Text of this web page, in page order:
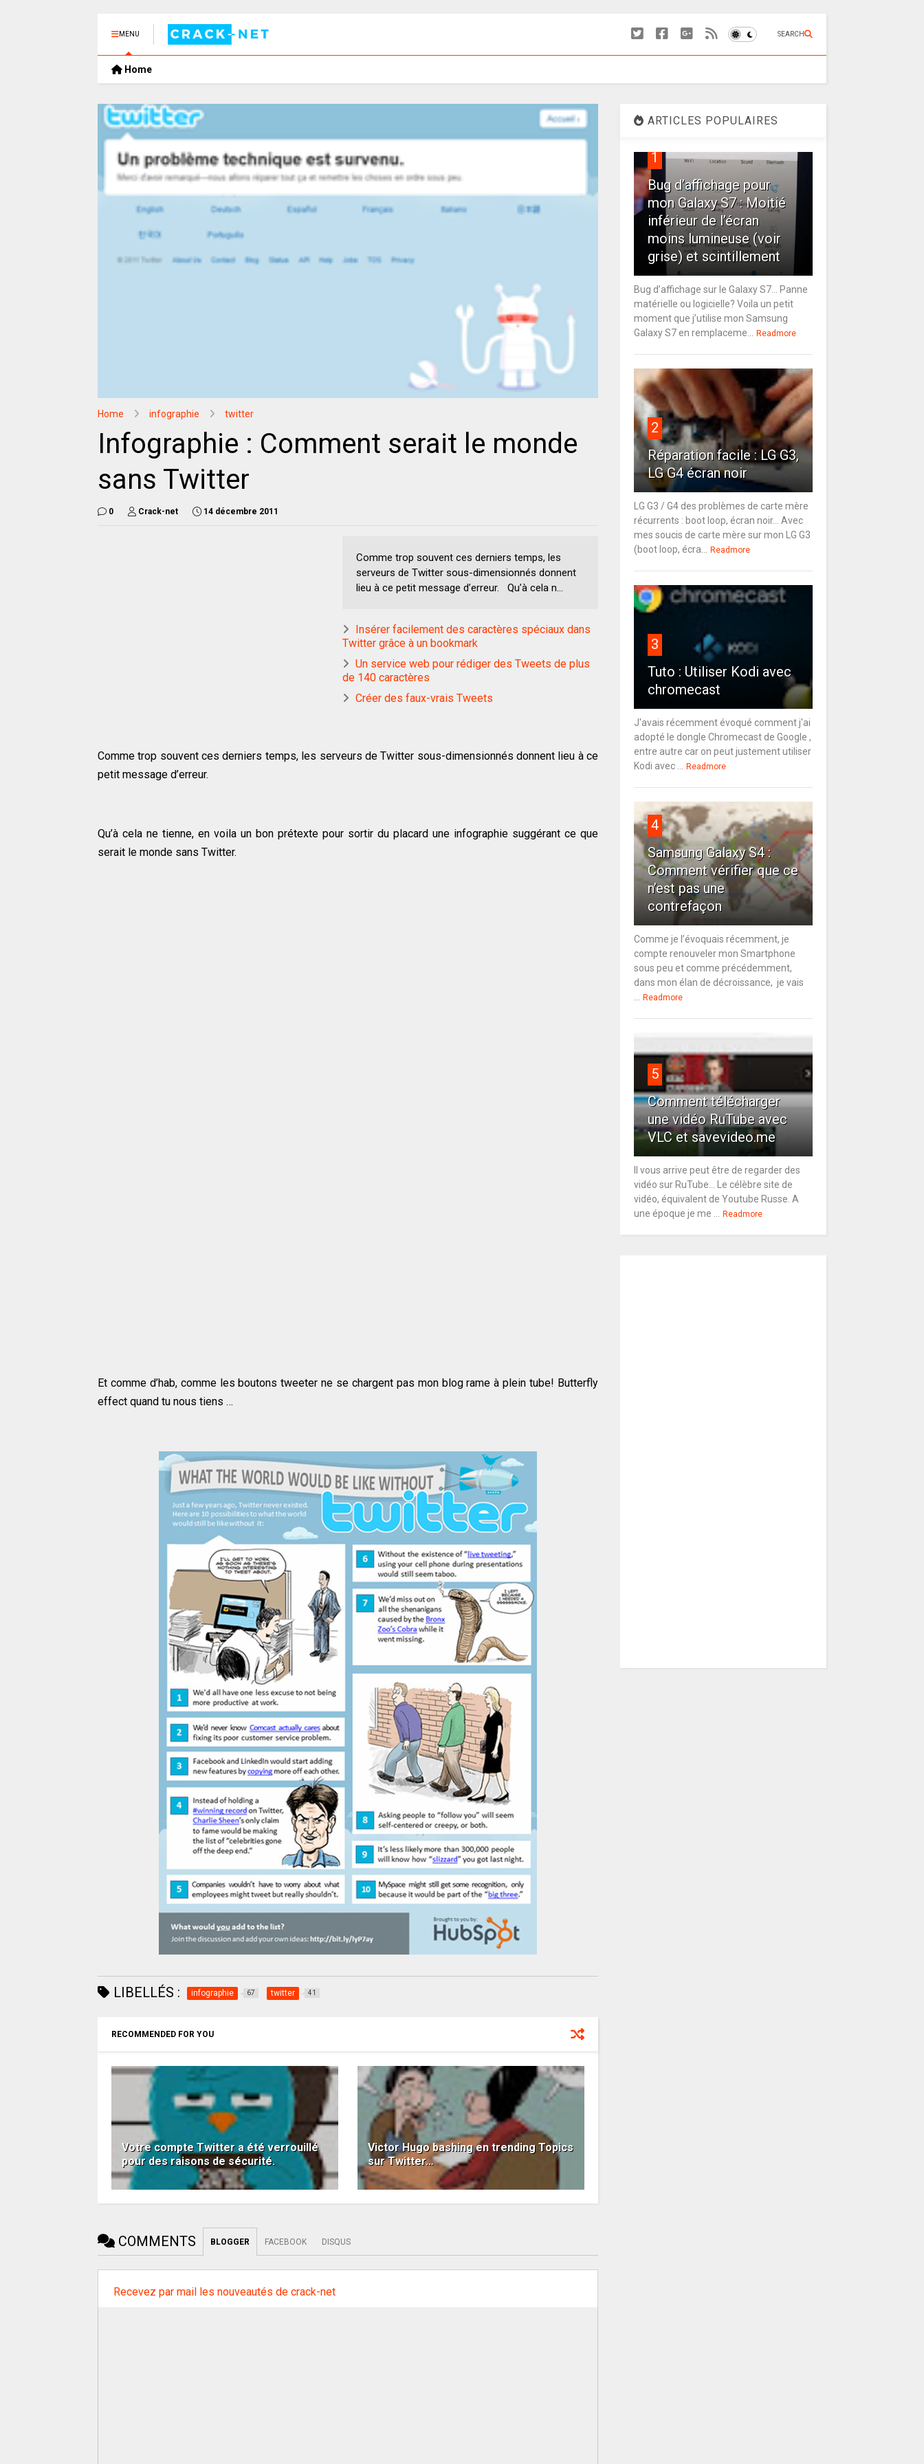
MENU SEARCH
Home
Home infographie twitter
Infographie : Comment serait le monde
sans Twitter
0 Crack-net 14 décembre 2011
Comme trop souvent ces derniers temps, les
serveurs de Twitter sous-dimensionnés donnent
lieu à ce petit message d’erreur. Qu’à cela n...
Insérer facilement des caractères spéciaux dans
Twitter grâce à un bookmark
Un service web pour rédiger des Tweets de plus
de 140 caractères
Créer des faux-vrais Tweets
Comme trop souvent ces derniers temps, les serveurs de Twitter sous-dimensionnés donnent lieu à ce
petit message d’erreur.
Qu’à cela ne tienne, en voila un bon prétexte pour sortir du placard une infographie suggérant ce que
serait le monde sans Twitter.
Et comme d’hab, comme les boutons tweeter ne se chargent pas mon blog rame à plein tube! Butterfly
effect quand tu nous tiens …
LIBELLÉS : infographie 67 twitter 41
RECOMMENDED FOR YOU
Votre compte Twitter a été verrouillé
pour des raisons de sécurité.
Victor Hugo bashing en trending Topics
sur Twitter…
COMMENTS BLOGGER FACEBOOK DISQUS
Recevez par mail les nouveautés de crack-net
ARTICLES POPULAIRES
1
Bug d’affichage pour
mon Galaxy S7 : Moitié
inférieur de l’écran
moins lumineuse (voir
grise) et scintillement
Bug d’affichage sur le Galaxy S7… Panne
matérielle ou logicielle? Voila un petit
moment que j’utilise mon Samsung
Galaxy S7 en remplaceme...
Readmore
2
Réparation facile : LG G3,
LG G4 écran noir
LG G3 / G4 des problèmes de carte mère
récurrents : boot loop, écran noir... Avec
mes soucis de carte mère sur mon LG G3
(boot loop, écra...
Readmore
3
Tuto : Utiliser Kodi avec
chromecast
J'avais récemment évoqué comment j'ai
adopté le dongle Chromecast de Google ,
entre autre car on peut justement utiliser
Kodi avec ...
Readmore
4
Samsung Galaxy S4 :
Comment vérifier que ce
n’est pas une
contrefaçon
Comme je l’évoquais récemment, je
compte renouveler mon Smartphone
sous peu et comme précédemment,
dans mon élan de décroissance, je vais
Readmore
5
Comment télécharger
une vidéo RuTube avec
VLC et savevideo.me
Il vous arrive peut être de regarder des
vidéo sur RuTube... Le célèbre site de
vidéo, équivalent de Youtube Russe. A
une époque je me ...
Readmore